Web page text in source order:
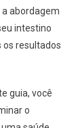
abordagem
intestino
os resultados
guia, você
o